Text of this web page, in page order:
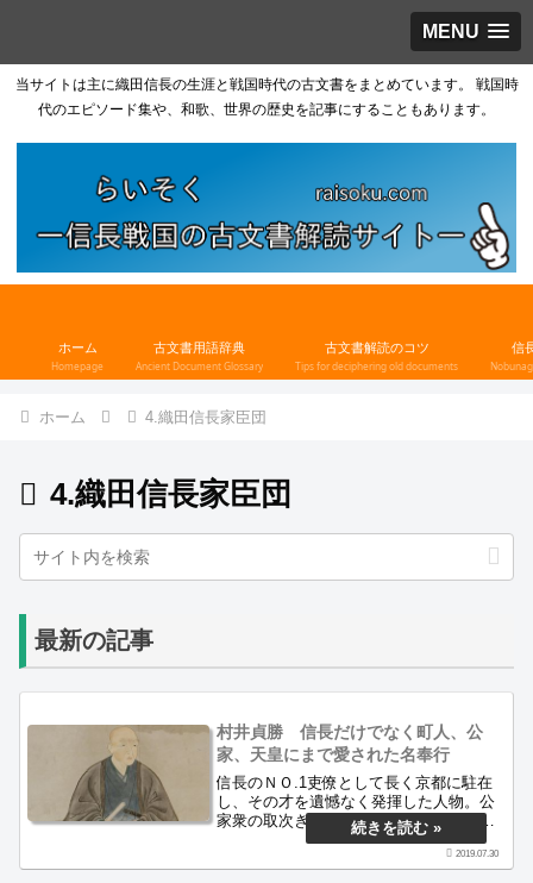
MENU
当サイトは主に織田信長の生涯と戦国時代の古文書をまとめています。 戦国時
代のエピソード集や、和歌、世界の歴史を記事にすることもあります。
ホーム
Homepage
古文書用語辞典
Ancient Document Glossary
古文書解読のコツ
Tips for deciphering old documents
信
ホーム 4.織田信長家臣団
4.織田信長家臣団
最新の記事
村井貞勝 信長だけでなく町人、公
家、天皇にまで愛された名奉行
信長のＮＯ.1吏僚として長く京都に駐在
し、その才を遺憾なく発揮した人物。公
家衆の取次ぎ役として、時には名奉行と
して才を発揮し、いつしか京都中の町人
にいたるまで彼を愛した。今回は地味な
2019.07.30